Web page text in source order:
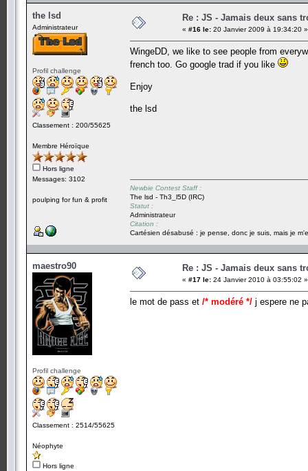
the lsd
Administrateur
Profil challenge
Classement : 200/55625
Membre Héroïque
Hors ligne
Messages: 3102
poulping for fun & profit
Re : JS - Jamais deux sans
« #16 le: 20 Janvier 2009 à 19:34:20 »
WingeDD, we like to see people from
french too. Go google trad if you like
Enjoy
the lsd
Newbie Contest Staff :
The lsd - Th3_l5D (IRC)
Statut :
Administrateur
Citation :
Cartésien désabusé : je pense, donc je suis, mais je
maestro90
Profil challenge
Classement : 2514/55625
Néophyte
Hors ligne
Re : JS - Jamais deux sans
« #17 le: 24 Janvier 2010 à 03:55:02 »
le mot de pass et /* modéré */ j espere ne